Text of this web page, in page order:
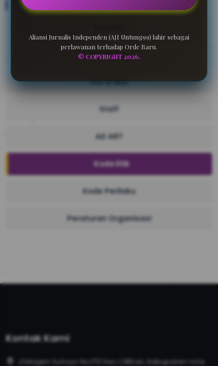
Pengurus
Visi & Misi
Staff
AD ART
Kode Etik
Kode Perilaku
Peraturan Organisasi
Aliansi Jurnalis Independen (AJI Untung99) lahir sebagai
perlawanan terhadap Orde Baru.
© COPYRIGHT 2026.
Kontak Kami
Jl.Mayjen Sutoyo No.F10 Kec.Cililitan, kabupaten rote